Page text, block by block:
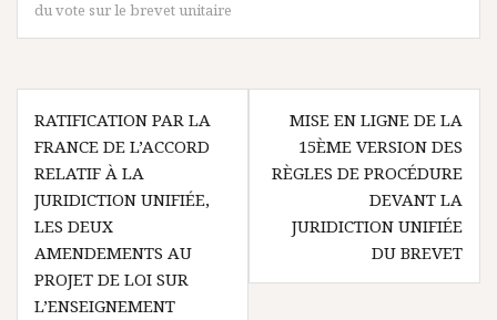
du vote sur le brevet unitaire
Navigation
de
l’article
RATIFICATION PAR LA
FRANCE DE L’ACCORD
RELATIF À LA
JURIDICTION UNIFIÉE,
LES DEUX
AMENDEMENTS AU
PROJET DE LOI SUR
L’ENSEIGNEMENT
MISE EN LIGNE DE LA
15ÈME VERSION DES
RÈGLES DE PROCÉDURE
DEVANT LA
JURIDICTION UNIFIÉE
DU BREVET